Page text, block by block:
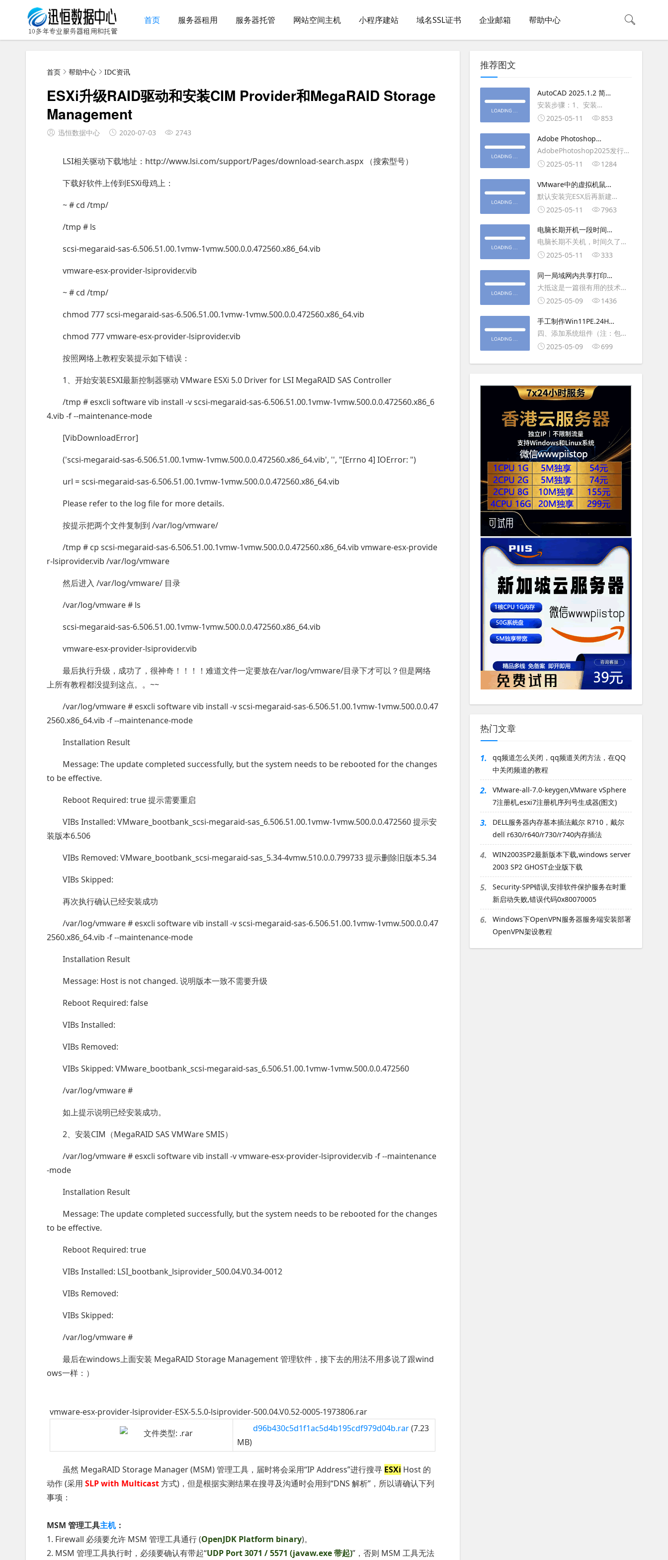
首页 服务器租用 服务器托管 网站空间主机 小程序建站 域名SSL证书 企业邮箱 帮助中心
首页 帮助中心 IDC资讯
ESXi升级RAID驱动和安装CIM Provider和MegaRAID Storage
Management
迅恒数据中心 2020-07-03 2743
LSI相关驱动下载地址：http://www.lsi.com/support/Pages/download-search.aspx （搜索型号）
下载好软件上传到ESXi母鸡上：
~ # cd /tmp/
/tmp # ls
scsi-megaraid-sas-6.506.51.00.1vmw-1vmw.500.0.0.472560.x86_64.vib
vmware-esx-provider-lsiprovider.vib
~ # cd /tmp/
chmod 777 scsi-megaraid-sas-6.506.51.00.1vmw-1vmw.500.0.0.472560.x86_64.vib
chmod 777 vmware-esx-provider-lsiprovider.vib
按照网络上教程安装提示如下错误：
1、开始安装ESXI最新控制器驱动 VMware ESXi 5.0 Driver for LSI MegaRAID SAS Controller
/tmp # esxcli software vib install -v scsi-megaraid-sas-6.506.51.00.1vmw-1vmw.500.0.0.472560.x86_6
4.vib -f --maintenance-mode
[VibDownloadError]
('scsi-megaraid-sas-6.506.51.00.1vmw-1vmw.500.0.0.472560.x86_64.vib', '', "[Errno 4] IOError: ")
url = scsi-megaraid-sas-6.506.51.00.1vmw-1vmw.500.0.0.472560.x86_64.vib
Please refer to the log file for more details.
按提示把两个文件复制到 /var/log/vmware/
/tmp # cp scsi-megaraid-sas-6.506.51.00.1vmw-1vmw.500.0.0.472560.x86_64.vib vmware-esx-provide
r-lsiprovider.vib /var/log/vmware
然后进入 /var/log/vmware/ 目录
/var/log/vmware # ls
scsi-megaraid-sas-6.506.51.00.1vmw-1vmw.500.0.0.472560.x86_64.vib
vmware-esx-provider-lsiprovider.vib
最后执行升级，成功了，很神奇！！！！难道文件一定要放在/var/log/vmware/目录下才可以？但是网络
上所有教程都没提到这点。。~~
/var/log/vmware # esxcli software vib install -v scsi-megaraid-sas-6.506.51.00.1vmw-1vmw.500.0.0.47
2560.x86_64.vib -f --maintenance-mode
Installation Result
Message: The update completed successfully, but the system needs to be rebooted for the changes
to be effective.
Reboot Required: true 提示需要重启
VIBs Installed: VMware_bootbank_scsi-megaraid-sas_6.506.51.00.1vmw-1vmw.500.0.0.472560 提示安
装版本6.506
VIBs Removed: VMware_bootbank_scsi-megaraid-sas_5.34-4vmw.510.0.0.799733 提示删除旧版本5.34
VIBs Skipped:
再次执行确认已经安装成功
/var/log/vmware # esxcli software vib install -v scsi-megaraid-sas-6.506.51.00.1vmw-1vmw.500.0.0.47
2560.x86_64.vib -f --maintenance-mode
Installation Result
Message: Host is not changed. 说明版本一致不需要升级
Reboot Required: false
VIBs Installed:
VIBs Removed:
VIBs Skipped: VMware_bootbank_scsi-megaraid-sas_6.506.51.00.1vmw-1vmw.500.0.0.472560
/var/log/vmware #
如上提示说明已经安装成功。
2、安装CIM（MegaRAID SAS VMWare SMIS）
/var/log/vmware # esxcli software vib install -v vmware-esx-provider-lsiprovider.vib -f --maintenance
-mode
Installation Result
Message: The update completed successfully, but the system needs to be rebooted for the changes
to be effective.
Reboot Required: true
VIBs Installed: LSI_bootbank_lsiprovider_500.04.V0.34-0012
VIBs Removed:
VIBs Skipped:
/var/log/vmware #
最后在windows上面安装 MegaRAID Storage Management 管理软件，接下去的用法不用多说了跟wind
ows一样：）
vmware-esx-provider-lsiprovider-ESX-5.5.0-lsiprovider-500.04.V0.52-0005-1973806.rar
d96b430c5d1f1ac5d4b195cdf979d04b.rar(7.23
MB)
虽然 MegaRAID Storage Manager (MSM) 管理工具，届时将会采用“IP Address”进行搜寻 ESXi Host 的
动作 (采用 SLP with Multicast方式)，但是根据实测结果在搜寻及沟通时会用到“DNS 解析”，所以请确认下列
事项：
MSM 管理工具主机：
1. Firewall 必须要允许 MSM 管理工具通行 (OpenJDK Platform binary)。
2. MSM 管理工具执行时，必须要确认有带起“UDP Port 3071 / 5571 (javaw.exe 带起)”，否则 MSM 工具无法
推荐图文
AutoCAD 2025.1.2 简体
中文版（64位）破解版下
载
安装步骤：1、安装
AutoCAD_2025.1.2_Update3、
复制Crack里面的文件到
AutoCAD安装目录里，覆盖同
名文件4、完最低
2025-05-11 853
Adobe Photoshop
2025（v26.6.1）多语言
破解版下载
AdobePhotoshop2025发行
年：2025版本：26.6.1.7开发
平台：WindowsX64界面语
言：英语/匈牙利/匈牙利/越南/
荷兰/印尼/西班牙/西班牙语/意
大利
2025-05-11 1284
VMware中的虚拟机鼠标
移动缓慢,VMware虚拟机
卡顿慢,鼠标移动卡顿问题
默认安装完ESX后再新建
WINDOWS虚拟主机，如
操作虚拟主机，鼠标会非常
钝，这是因为虚拟机没有鼠标
驱动，通过安装vmwaretool后
就可以解决此问
2025-05-11 7963
电脑长期开机一段时间就
卡顿怎么处理
电脑长期不关机，时间久了就
会一直卡，CPU和内存都没占
久，打开任务管理器5秒钟。一
般重启下电脑就可以了或重启
下资源管理器(explorer.exe进
程).
2025-05-11 333
同一局域网内共享打印机
的连接及相关问题解决方
法
大抵这是一篇很有用的技术教
程文章吧！涉及的内容普遍而
不自觉地点赞收藏吧~包含内容
有：共享前的准备工作在设置
打印机共享之前，你得先确保
两台电脑
2025-05-09 1436
手工制作Win11PE.24H2
LTSC2024详细教程2
四、添加系统组件（注：包含
DWM、BitLocker解锁、MMC
第5卷提取以下文件到BOOT文
件夹：;DWM桌面窗口管理器
2025-05-09 699
热门文章
1.
qq频道怎么关闭，qq频道关闭方法，在QQ
中关闭频道的教程
2.
VMware-all-7.0-keygen,VMware vSphere
7注册机,esxi7注册机序列号生成器(图文)
3.
DELL服务器内存基本插法戴尔 R710，戴尔
dell r630/r640/r730/r740内存插法
4.
WIN2003SP2最新版本下载,windows server
2003 SP2 GHOST企业版下载
5.
Security-SPP错误,安排软件保护服务在时重
新启动失败,错误代码0x80070005
6.
Windows下OpenVPN服务器服务端安装部署
OpenVPN架设教程